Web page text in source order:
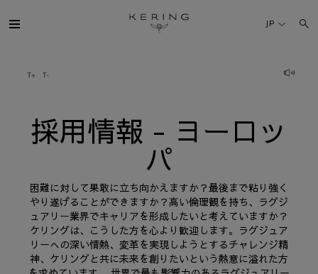
用
情
人材
サステナビリティ
FINANCE
JP
採用情報 - ヨーロッ
パ
困難に対して果敢に立ち向かえますか？最後まで粘り強く
やり遂げることができますか？高い倫理観を持ち、ラグジ
ュアリー業界でキャリアを形成したいと考えていますか？
ケリングは、こうした方を心より歓迎します。ラグジュア
リーへの深い情熱、変革を実現しようとするチャレンジ精
神、ケリングと共に未来を創りたいという熱意に溢れた方